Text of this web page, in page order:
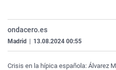
ondacero.es
Madrid 13.08.2024 00:55
Crisis en la hípica española: Álvarez